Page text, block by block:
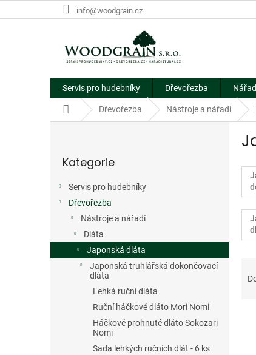
na
info@woodgrain.cz
Servis pro hudebníky Dřevořezba
Domů Dřevořezba Nástroje a nářadí
a
kategorie
Kategorie
Servis pro hudebníky
Dřevořezba
Nástroje a nářadí
Dláta
Japonská dláta
Japonská truhlářská dokončovací
dláta
Lehká ruční dláta
Ruční háčkové dláto Mori Nomi
Háčkové prohnuté dláto Sokozari
Nomi
Sada lehkých ručních dlát - 6 ks
a